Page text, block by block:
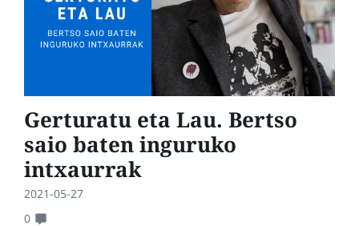
Gerturatu eta Lau. Bertso
saio baten inguruko
intxaurrak
2021-05-27
0